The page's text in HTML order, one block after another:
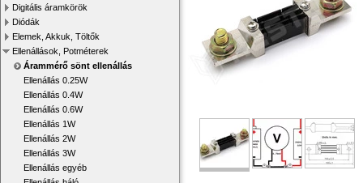
Digitális áramkörök
Diódák
Elemek, Akkuk, Töltők
Ellenállások, Potméterek
Árammérő sönt ellenállás
Ellenállás 0.25W
Ellenállás 0.4W
Ellenállás 0.6W
Ellenállás 1W
Ellenállás 2W
Ellenállás 3W
Ellenállás egyéb